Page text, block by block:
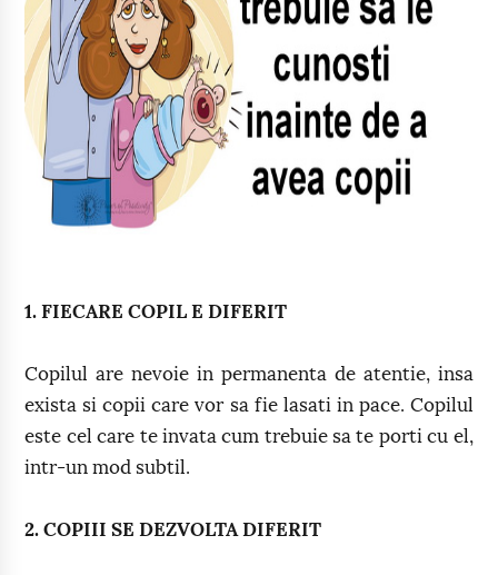
1. FIECARE COPIL E DIFERIT
Copilul are nevoie in permanenta de atentie, insa
exista si copii care vor sa fie lasati in pace. Copilul
este cel care te invata cum trebuie sa te porti cu el,
intr-un mod subtil.
2. COPIII SE DEZVOLTA DIFERIT